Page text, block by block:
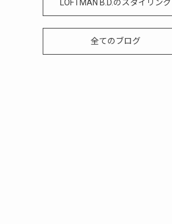
LOFTMAN B.D.のスタイリング
全てのブログ